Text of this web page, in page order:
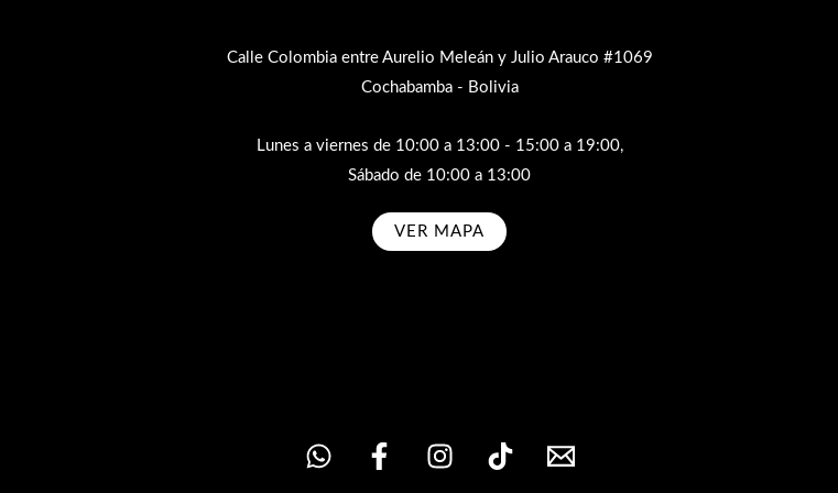
Calle Colombia entre Aurelio Meleán y Julio Arauco #1069
Cochabamba - Bolivia
Lunes a viernes de 10:00 a 13:00 - 15:00 a 19:00,
Sábado de 10:00 a 13:00
VER MAPA